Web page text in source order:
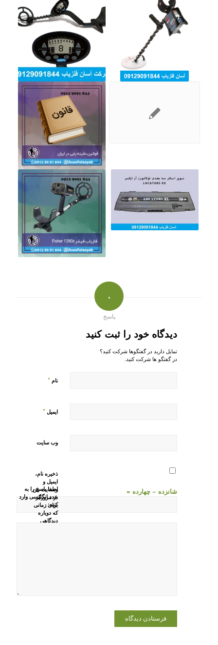
۰
پاسخ
دیدگاه خود را ثبت کنید
تمایل دارید در گفتگوها شرکت کنید؟
در گفتگو ها شرکت کنید.
نام *
ایمیل *
وب‌ سایت
ذخیره نام،
ایمیل و
وبسایت من
در مرورگر
برای زمانی
که دوباره
دیدگاهی
لطفا پاسخ را به
عدد انگلیسی وارد
کنید:
شانزده − چهارده =